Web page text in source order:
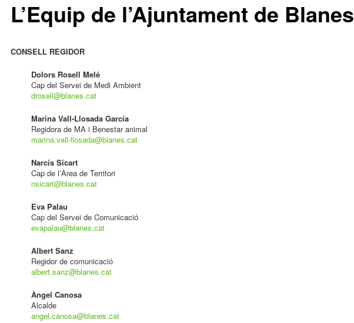
principalL’Equip de l’Ajuntament de Blanes
CONSELL REGIDOR
Dolors Rosell Melé
Cap del Servei de Medi Ambient
drosell@blanes.cat
Marina Vall-Llosada García
Regidora de MA i Benestar animal
marina.vall-llosada@blanes.cat
Narcís Sicart
Cap de l’Àrea de Territori
nsicart@blanes.cat
Eva Palau
Cap del Servei de Comunicació
evapalau@blanes.cat
Albert Sanz
Regidor de comunicació
albert.sanz@blanes.cat
Àngel Canosa
Alcalde
angel.canosa@blanes.cat